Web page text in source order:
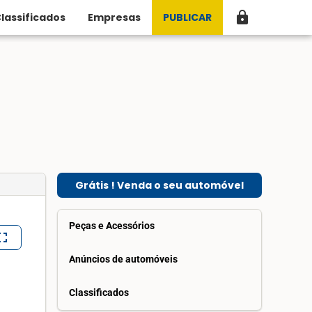
Empresas PUBLICAR lock
Grátis ! Venda o seu automóvel
Peças e Acessórios
Anúncios de automóveis
Classificados